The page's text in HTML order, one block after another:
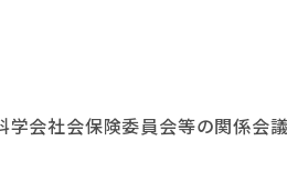
会社会保険委員会等の関係会